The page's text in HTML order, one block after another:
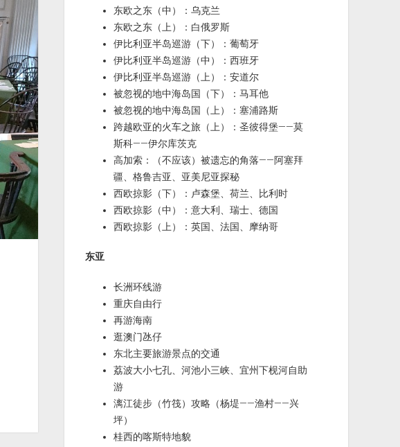
东欧之东（中）：乌克兰
东欧之东（上）：白俄罗斯
伊比利亚半岛巡游（下）：葡萄牙
伊比利亚半岛巡游（中）：西班牙
伊比利亚半岛巡游（上）：安道尔
被忽视的地中海岛国（下）：马耳他
被忽视的地中海岛国（上）：塞浦路斯
跨越欧亚的火车之旅（上）：圣彼得堡——莫
斯科——伊尔库茨克
高加索：（不应该）被遗忘的角落——阿塞拜
疆、格鲁吉亚、亚美尼亚探秘
西欧掠影（下）：卢森堡、荷兰、比利时
西欧掠影（中）：意大利、瑞士、德国
西欧掠影（上）：英国、法国、摩纳哥
东亚
长洲环线游
重庆自由行
再游海南
逛澳门氹仔
东北主要旅游景点的交通
荔波大小七孔、河池小三峡、宜州下枧河自助
游
漓江徒步（竹筏）攻略（杨堤——渔村——兴
坪）
桂西的喀斯特地貌